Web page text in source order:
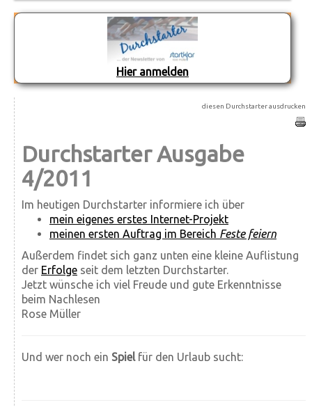
Hier anmelden
diesen Durchstarter ausdrucken
Durchstarter Ausgabe
4/2011
Im heutigen Durchstarter informiere ich über
mein eigenes erstes Internet-Projekt
meinen ersten Auftrag im Bereich Feste feiern
Außerdem findet sich ganz unten eine kleine Auflistung
der Erfolge seit dem letzten Durchstarter.
Jetzt wünsche ich viel Freude und gute Erkenntnisse
beim Nachlesen
Rose Müller
Und wer noch ein Spiel für den Urlaub sucht: